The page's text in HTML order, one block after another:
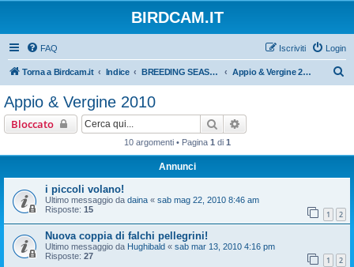
BIRDCAM.IT
FAQ Login
Iscriviti
Torna a Birdcam.it Indice BREEDING SEASON 2010 Appio & Vergine 2010
Appio & Vergine 2010
Bloccato Cerca
10 argomenti • Pagina 1 di 1
Annunci
i piccoli volano!
Ultimo messaggio da daina « sab mag 22, 2010 8:46 am
Risposte: 15 1 2
Nuova coppia di falchi pellegrini!
Ultimo messaggio da Hughibald « sab mar 13, 2010 4:16 pm
Risposte: 27 1 2